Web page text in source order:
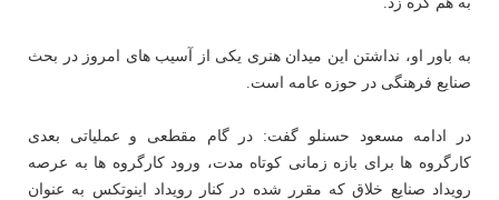
به باور او، نداشتن این میدان هنری یکی از آسیب های امروز در بحث
صنایع فرهنگی در حوزه عامه است.
در ادامه مسعود حسنلو گفت: در گام مقطعی و عملیاتی بعدی
کارگروه ها برای بازه زمانی کوتاه مدت، ورود کارگروه ها به عرصه
رویداد صنایع خلاق که مقرر شده در کنار رویداد اینوتکس به عنوان